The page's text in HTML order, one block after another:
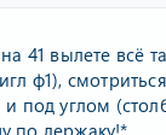
41 вылете всё
ф1),
и под углом
по держаку!*